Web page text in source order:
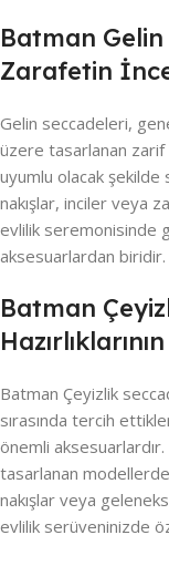
Batman
Zarafetin
Gelin seccadeleri,
üzere tasarlanan zarif
uyumlu olacak
nakışlar, inciler veya
evlilik seremonisinde
aksesuarlardan biridir.
Batman
Batman Çeyizlik
sırasında tercih
önemli
tasarlanan
nakışlar veya
evlilik serüveninizde